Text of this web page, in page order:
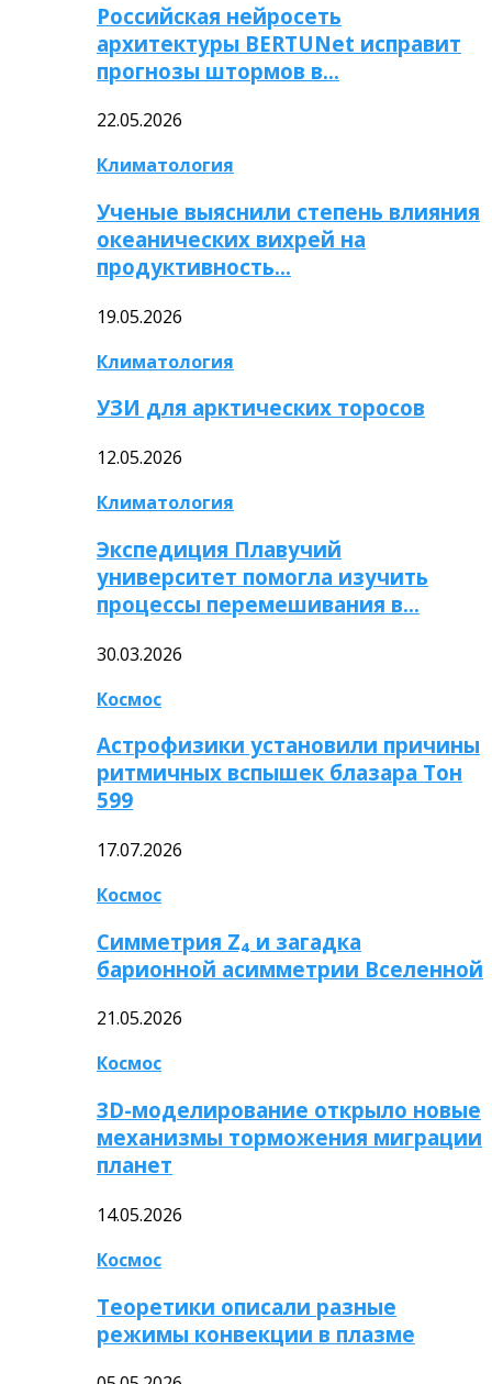
Российская нейросеть
архитектуры BERTUNet исправит
прогнозы штормов в…
22.05.2026
Климатология
Ученые выяснили степень влияния
океанических вихрей на
продуктивность…
19.05.2026
Климатология
УЗИ для арктических торосов
12.05.2026
Климатология
Экспедиция Плавучий
университет помогла изучить
процессы перемешивания в…
30.03.2026
Космос
Астрофизики установили причины
ритмичных вспышек блазара Тон
599
17.07.2026
Космос
Симметрия Z₄ и загадка
барионной асимметрии Вселенной
21.05.2026
Космос
3D-моделирование открыло новые
механизмы торможения миграции
планет
14.05.2026
Космос
Теоретики описали разные
режимы конвекции в плазме